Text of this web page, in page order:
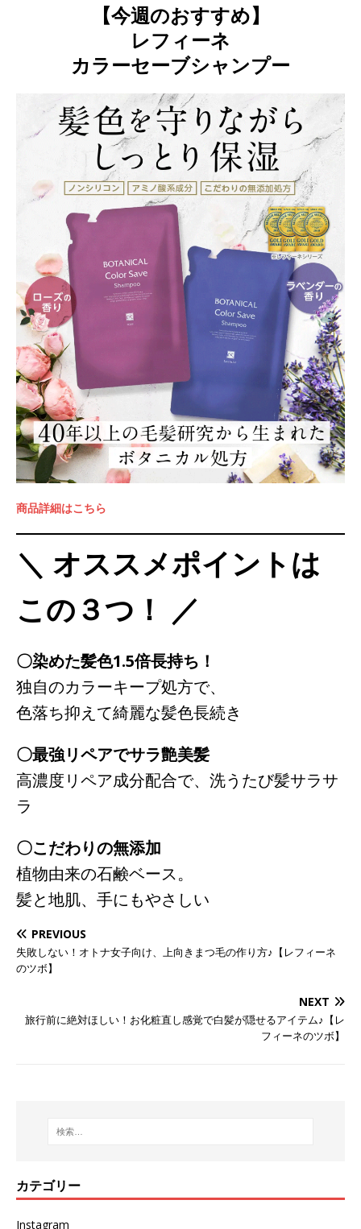
【今週のおすすめ】
レフィーネ
カラーセーブシャンプー
商品詳細はこちら
＼ オススメポイントは
この３つ！ ／
〇染めた髪色1.5倍長持ち！
独自のカラーキープ処方で、
色落ち抑えて綺麗な髪色長続き
〇最強リペアでサラ艶美髪
高濃度リペア成分配合で、洗うたび髪サラサ
ラ
〇こだわりの無添加
植物由来の石鹸ベース。
髪と地肌、手にもやさしい
PREVIOUS
失敗しない！オトナ女子向け、上向きまつ毛の作り方♪【レフィーネ
のツボ】
NEXT
旅行前に絶対ほしい！お化粧直し感覚で白髪が隠せるアイテム♪【レ
フィーネのツボ】
カテゴリー
Instagram